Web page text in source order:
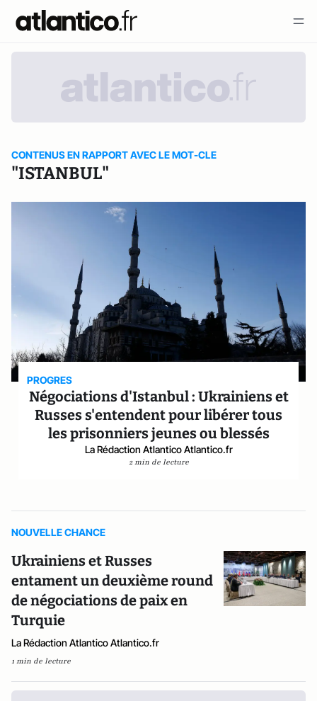
CONTENUS EN RAPPORT AVEC LE MOT-CLE
"ISTANBUL"
PROGRES
Négociations d'Istanbul : Ukrainiens et
Russes s'entendent pour libérer tous
les prisonniers jeunes ou blessés
La Rédaction Atlantico Atlantico.fr
2 min de lecture
NOUVELLE CHANCE
Ukrainiens et Russes
entament un deuxième round
de négociations de paix en
Turquie
La Rédaction Atlantico Atlantico.fr
1 min de lecture